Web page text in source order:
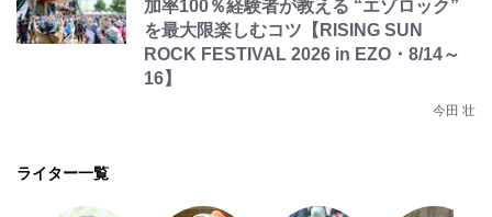
加率100％経験者が教える “エゾロック”
を最大限楽しむコツ【RISING SUN
ROCK FESTIVAL 2026 in EZO・8/14～
16】
今田 壮
ライター一覧